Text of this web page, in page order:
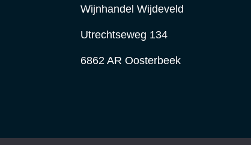
Wijnhandel Wijdeveld
Utrechtseweg 134
6862 AR Oosterbeek